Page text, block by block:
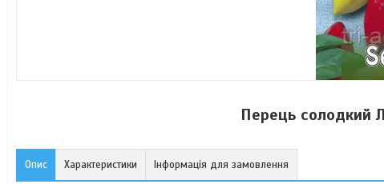
Перець солодкий
Опис Характеристики Інформація для замовлення